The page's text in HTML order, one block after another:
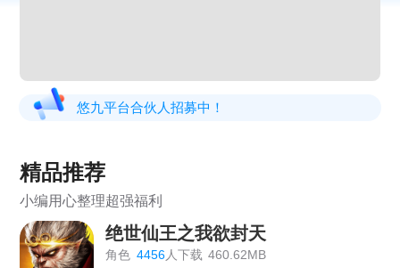
悠九平台合伙人招募中！
精品推荐
小编用心整理超强福利
绝世仙王之我欲封天
角色 4456人下载 460.62MB